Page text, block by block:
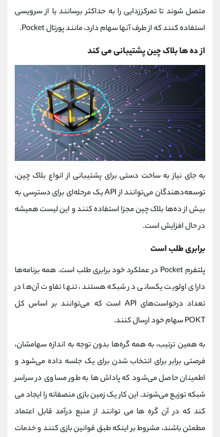
متصل شوند تا تمرکززدایی را به حداکثر برسانند یا از سرویسی
استفاده کنند که از طرف آنها سهام دارد، مانند پورتال Pocket.
از ده ها بلاک چین پشتیبانی می کند
به جای نیاز به ساخت دستی برای پشتیبانی از انواع بلاک چین،
توسعه‌دهندگان می‌توانند از API یک مرحله‌ای برای دسترسی به
بیش از ده‌ها بلاک چین مجزا استفاده کنند و این لیست همیشه
در حال افزایش است.
برابری طلب است
پلتفرم Pocket در عملکرد خود برابری طلب است. همه برنامه‌ها
دارای اولویت یکسانی در شبکه هستند، تنها تفاوت آن‌ها در
تعداد درخواست‌های API است که می‌توانند بر اساس کل
POKT سهام خود ارسال کنند.
به همین ترتیب، به همه گره‌ها بدون توجه به اندازه سهامشان،
فرصتی برابر برای انتخاب شدن برای یک جلسه داده می‌شود و
اطمینان حاصل می‌شود که پاداش‌ها به طور مساوی در سراسر
شبکه توزیع می‌شوند. این کار یک زمین بازی منصفانه را ایجاد می
کند که در آن گره ها می توانند از منبع درآمد قابل اعتماد
مطمئن باشند، مشروط بر اینکه طبق قوانین بازی کنند و خدمات